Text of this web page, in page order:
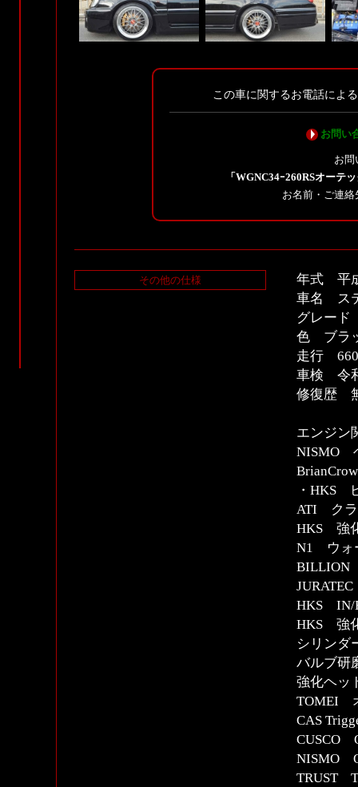
この車に関するお電話によ
お問い
お問
「WGNC34ｰ260RSオーテ
お名前・ご連
その他の仕様
年式 平
車名 ス
グレード
色 ブラ
走行
車検 令
修復歴
エンジ
NISMO
・HKS
ATI クラ
HKS 強
N1 ウォ
BILLION
HKS IN/
HKS 強
シリン
バルブ
強化ヘッ
TOMEI
CAS
CUSCO
NISMO
TRUST